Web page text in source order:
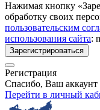
Нажимая кнопку
обработку своих
пользовательским
использования сайта:
Зарегистрироваться
Регистрация
Спасибо, Ваш аккаунт
Перейти в личный